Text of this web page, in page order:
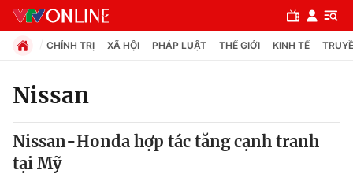
Chuyên mục
Chính trị
CHÍNH TRỊ XÃ HỘI PHÁP LUẬT THẾ GIỚI KINH TẾ
Nissan
Nissan-Honda hợp tác tăng cạnh tranh
tại Mỹ